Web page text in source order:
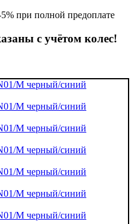
при полной предоплате
с учётом колес!